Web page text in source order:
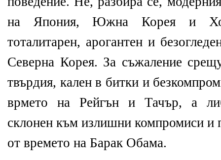
на Япония, Южна Корея и
тоталитарен, арогантен и
Северна Корея. За съжаление
твърдия, кален в битки и
врмето на Рейгън и Тачър, а
склонен към излишни компромиси и
от времето на Барак Обама.